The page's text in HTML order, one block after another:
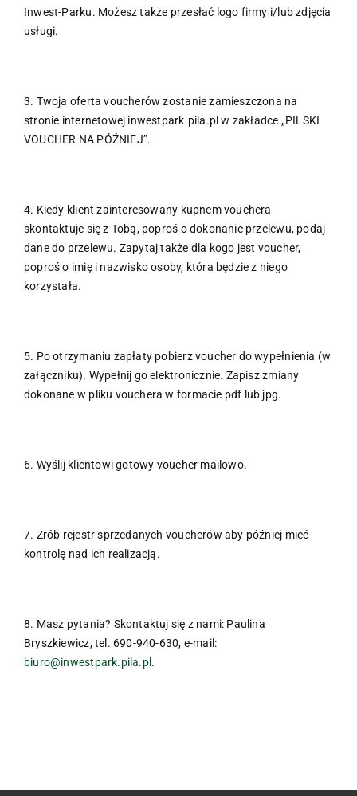
Inwest-Parku. Możesz także przesłać logo firmy i/lub zdjęcia
usługi.
3. Twoja oferta voucherów zostanie zamieszczona na
stronie internetowej inwestpark.pila.pl w zakładce „PILSKI
VOUCHER NA PÓŹNIEJ”.
4. Kiedy klient zainteresowany kupnem vouchera
skontaktuje się z Tobą, poproś o dokonanie przelewu, podaj
dane do przelewu. Zapytaj także dla kogo jest voucher,
poproś o imię i nazwisko osoby, która będzie z niego
korzystała.
5. Po otrzymaniu zapłaty pobierz voucher do wypełnienia (w
załączniku). Wypełnij go elektronicznie. Zapisz zmiany
dokonane w pliku vouchera w formacie pdf lub jpg.
6. Wyślij klientowi gotowy voucher mailowo.
7. Zrób rejestr sprzedanych voucherów aby później mieć
kontrolę nad ich realizacją.
8. Masz pytania? Skontaktuj się z nami: Paulina
Bryszkiewicz, tel. 690-940-630, e-mail:
biuro@inwestpark.pila.pl .